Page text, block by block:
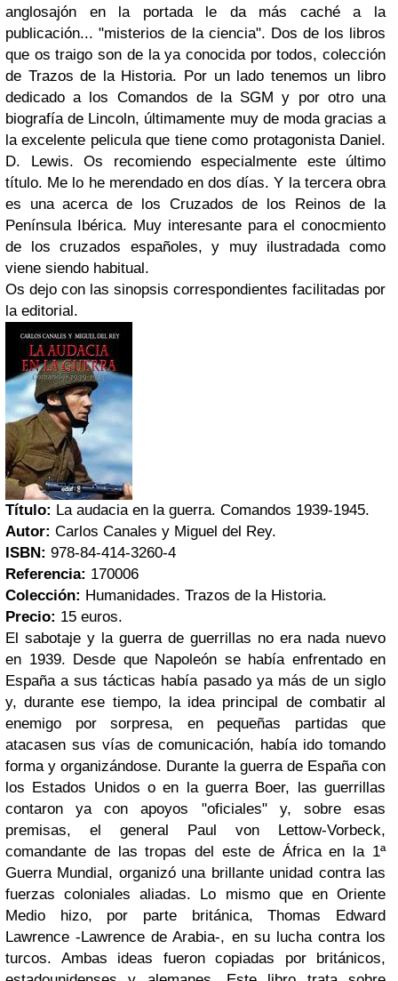
anglosajón en la portada le da más caché a la
publicación... "misterios de la ciencia". Dos de los libros
que os traigo son de la ya conocida por todos, colección
de Trazos de la Historia. Por un lado tenemos un libro
dedicado a los Comandos de la SGM y por otro una
biografía de Lincoln, últimamente muy de moda gracias a
la excelente pelicula que tiene como protagonista Daniel.
D. Lewis. Os recomiendo especialmente este último
título. Me lo he merendado en dos días. Y la tercera obra
es una acerca de los Cruzados de los Reinos de la
Península Ibérica. Muy interesante para el conocmiento
de los cruzados españoles, y muy ilustradada como
viene siendo habitual.
Os dejo con las sinopsis correspondientes facilitadas por
la editorial.
Título: La audacia en la guerra. Comandos 1939-1945.
Autor: Carlos Canales y Miguel del Rey.
ISBN: 978-84-414-3260-4
Referencia: 170006
Colección: Humanidades. Trazos de la Historia.
Precio: 15 euros.
El sabotaje y la guerra de guerrillas no era nada nuevo
en 1939. Desde que Napoleón se había enfrentado en
España a sus tácticas había pasado ya más de un siglo
y, durante ese tiempo, la idea principal de combatir al
enemigo por sorpresa, en pequeñas partidas que
atacasen sus vías de comunicación, había ido tomando
forma y organizándose. Durante la guerra de España con
los Estados Unidos o en la guerra Boer, las guerrillas
contaron ya con apoyos "oficiales" y, sobre esas
premisas, el general Paul von Lettow-Vorbeck,
comandante de las tropas del este de África en la 1ª
Guerra Mundial, organizó una brillante unidad contra las
fuerzas coloniales aliadas. Lo mismo que en Oriente
Medio hizo, por parte británica, Thomas Edward
Lawrence -Lawrence de Arabia-, en su lucha contra los
turcos. Ambas ideas fueron copiadas por británicos,